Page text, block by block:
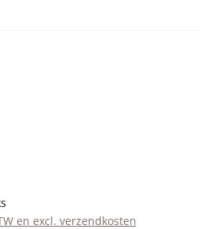
en excl. verzendkosten